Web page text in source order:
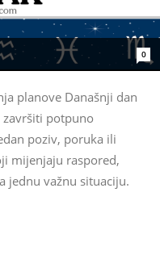
0
planove Današnji dan
završiti potpuno
poziv, poruka ili
mijenjaju raspored,
jednu važnu situaciju.